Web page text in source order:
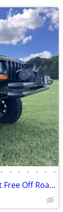
• • • • • • •
2001 *Jeep* *Cherokee* *Final Year Rust Free Off Road R